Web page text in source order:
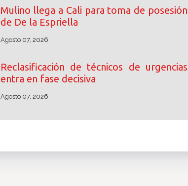
Mulino llega a Cali para toma de posesión
de De la Espriella
Agosto 07, 2026
Reclasificación de técnicos de urgencias
entra en fase decisiva
Agosto 07, 2026